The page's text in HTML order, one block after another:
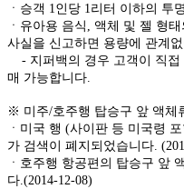
ㆍ승객 1인당 1리터 이하의 투
ㆍ유아용 음식, 액체 및 젤 형
사실을 신고하면 용량에 관계
- 지퍼백의 경우 고객이 직접
매 가능합니다.
※ 미주/호주행 탑승구 앞 액체
ㆍ미국 행 (사이판 등 미국령
가 검색이 폐지되었습니다.
ㆍ호주행 항공편의 탑승구 앞
다.(2014-12-08)